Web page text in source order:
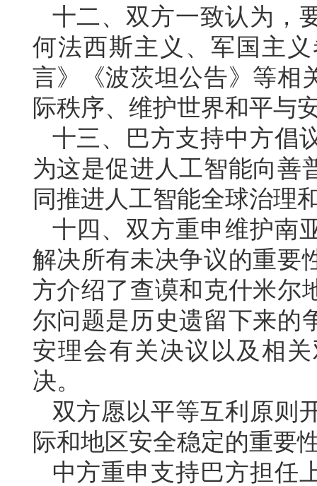
十二、双方一致认为，
何法西斯主义、军国主
言》《波茨坦公告》等相
际秩序、维护世界和平与
十三、巴方支持中方倡
为这是促进人工智能向善
同推进人工智能全球治理
十四、双方重申维护南
解决所有未决争议的重要
方介绍了查谟和克什米尔
尔问题是历史遗留下来的
安理会有关决议以及相
决。
双方愿以平等互利原则
际和地区安全稳定的重要
中方重申支持巴方担任